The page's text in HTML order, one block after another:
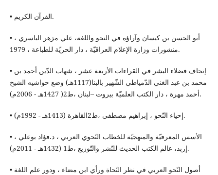
• القرآن الكريم.
• أبو الحسن بن كيسان وآراؤه في النحو واللغة، علي مزهر الياسري ،
منشورات وزارة الإعلام العراقيّة ، دار الحريّة للطباعة ، 1979.
• إتحاف فضلاء البشر في القراءات الأربعة عشر ، شهاب الدّين أحمد بن
محمد بن عبد الغني الدّمياطي الشّهير بالبنا(1117هـ) وضع حواشيه الشيخ
أحمد مهرة ، دار الكتب العلميّة بيروت –لبنان ،ط2( 1427هـ - 2006م).
• إحياء النّحو ، إبراهيم مصطفى ،ط2القاهرة (1413هـ - 1992م).
• الأسس المعرفيّة والمنهجيّة للخطاب النّحوي العربي ، د.فؤاد بوعلي ،
إربد، عالم الكتب الحديث للنّشر والتّوزيع ،ط1 (1432هـ - 2011م).
• أصول النّحو العربي في نظر النّحاة ورأي ابن مضاء ، ودور علم اللغة